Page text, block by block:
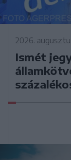
2026.
Ismét